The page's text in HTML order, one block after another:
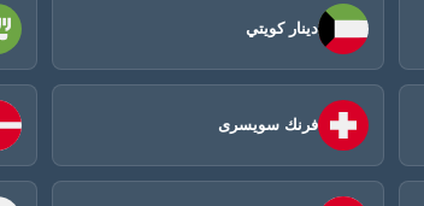
دينار كويتي
فرنك سويسرى